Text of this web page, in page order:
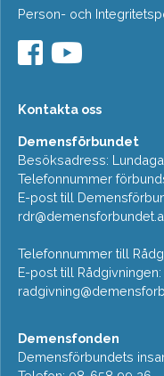
Person- och
Kontakta oss
Demensförbundet
Besöksadress:
Telefonnummer
E-post till
Telefonnummer till
E-post till Rådgivningen:
Demensfonden
Demensförbundets